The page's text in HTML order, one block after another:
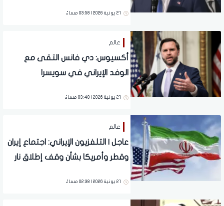
21 يونية 2026 | 03:58 مساءً
عالم
أكسيوس: دي فانس التقى مع
الوفد الإيراني في سويسرا
21 يونية 2026 | 03:48 مساءً
عالم
عاجل | التلفزيون الإيراني: اجتماع إيران
وقطر وأمريكا بشأن وقف إطلاق نار
21 يونية 2026 | 02:38 مساءً